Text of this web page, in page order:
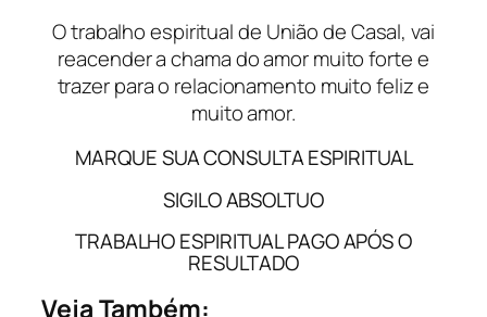
O trabalho espiritual de União de Casal, vai
reacender a chama do amor muito forte e
trazer para o relacionamento muito feliz e
muito amor.
MARQUE SUA CONSULTA ESPIRITUAL
SIGILO ABSOLTUO
TRABALHO ESPIRITUAL PAGO APÓS O
RESULTADO
Veja Também: